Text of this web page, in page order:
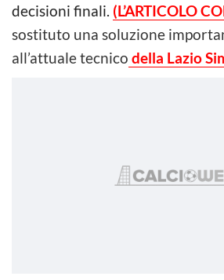
decisioni finali. (L’ARTICOLO
sostituto una soluzione
all’attuale tecnico della Lazio